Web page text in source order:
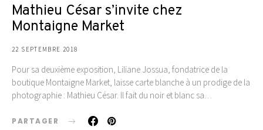
Mathieu César s’invite chez
Montaigne Market
22 SEPTEMBRE 2018
Pour sa deuxième exposition, Liliane Jossua, fondatrice de la
boutique Montaigne Market, laisse carte blanche à un prodige de la
photographie : Mathieu César. Il fait du noir et blanc sa…
PARTAGER